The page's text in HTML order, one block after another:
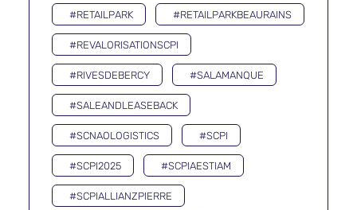
#RETAILPARK #RETAILPARKBEAURAINS
#REVALORISATIONSCPI
#RIVESDEBERCY #SALAMANQUE
#SALEANDLEASEBACK
#SCNAOLOGISTICS #SCPI
#SCPI2025 #SCPIAESTIAM
#SCPIALLIANZPIERRE